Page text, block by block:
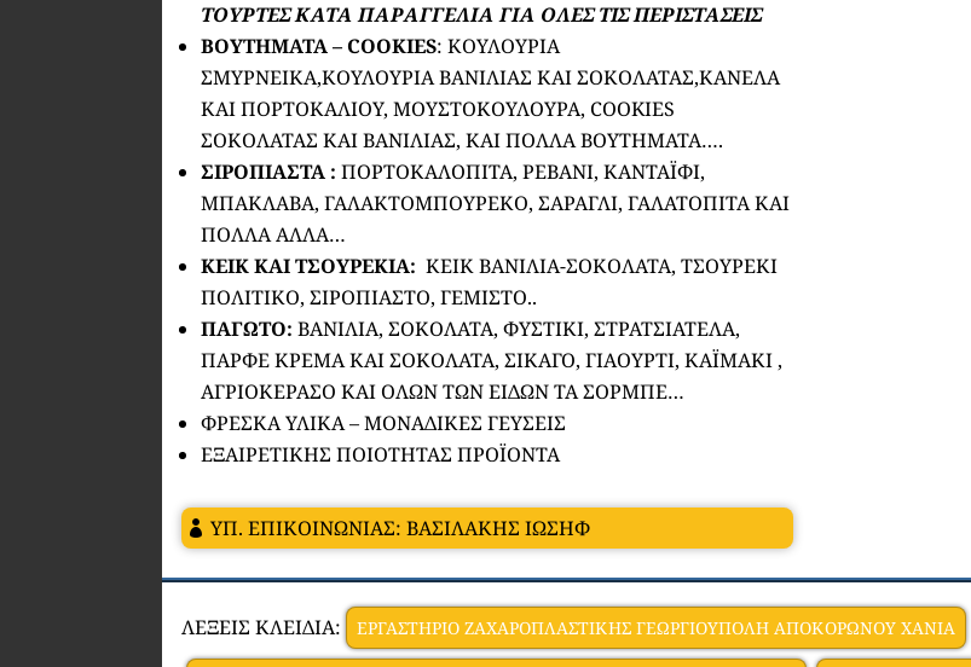
ΤΟΥΡΤΕΣ ΚΑΤΑ ΠΑΡΑΓΓΕΛΙΑ ΓΙΑ ΟΛΕΣ ΤΙΣ ΠΕΡΙΣΤΑΣΕΙΣ
ΒΟΥΤΗΜΑΤΑ – COOKIES: ΚΟΥΛΟΥΡΙΑ
ΣΜΥΡΝΕΙΚΑ,ΚΟΥΛΟΥΡΙΑ ΒΑΝΙΛΙΑΣ ΚΑΙ ΣΟΚΟΛΑΤΑΣ,ΚΑΝΕΛΑ
ΚΑΙ ΠΟΡΤΟΚΑΛΙΟΥ, ΜΟΥΣΤΟΚΟΥΛΟΥΡΑ, COOKIES
ΣΟΚΟΛΑΤΑΣ ΚΑΙ ΒΑΝΙΛΙΑΣ, ΚΑΙ ΠΟΛΛΑ ΒΟΥΤΗΜΑΤΑ….
ΣΙΡΟΠΙΑΣΤΑ :ΠΟΡΤΟΚΑΛΟΠΙΤΑ, ΡΕΒΑΝΙ, ΚΑΝΤΑΪΦΙ,
ΜΠΑΚΛΑΒΑ, ΓΑΛΑΚΤΟΜΠΟΥΡΕΚΟ, ΣΑΡΑΓΛΙ, ΓΑΛΑΤΟΠΙΤΑ ΚΑΙ
ΠΟΛΛΑ ΑΛΛΑ…
ΚΕΙΚ ΚΑΙ ΤΣΟΥΡΕΚΙΑ:ΚΕΙΚ ΒΑΝΙΛΙΑ-ΣΟΚΟΛΑΤΑ, ΤΣΟΥΡΕΚΙ
ΠΟΛΙΤΙΚΟ, ΣΙΡΟΠΙΑΣΤΟ, ΓΕΜΙΣΤΟ..
ΠΑΓΩΤΟ: ΒΑΝΙΛΙΑ, ΣΟΚΟΛΑΤΑ, ΦΥΣΤΙΚΙ, ΣΤΡΑΤΣΙΑΤΕΛΑ,
ΠΑΡΦΕ ΚΡΕΜΑ ΚΑΙ ΣΟΚΟΛΑΤΑ, ΣΙΚΑΓΟ, ΓΙΑΟΥΡΤΙ, ΚΑΪΜΑΚΙ ,
ΑΓΡΙΟΚΕΡΑΣΟ ΚΑΙ ΟΛΩΝ ΤΩΝ ΕΙΔΩΝ ΤΑ ΣΟΡΜΠΕ…
ΦΡΕΣΚΑ ΥΛΙΚΑ – ΜΟΝΑΔΙΚΕΣ ΓΕΥΣΕΙΣ
ΕΞΑΙΡΕΤΙΚΗΣ ΠΟΙΟΤΗΤΑΣ ΠΡΟΪΟΝΤΑ
ΥΠ. ΕΠΙΚΟΙΝΩΝΙΑΣ: ΒΑΣΙΛΑΚΗΣ ΙΩΣΗΦ
ΛΕΞΕΙΣ ΚΛΕΙΔΙΑ: ΕΡΓΑΣΤΗΡΙΟ ΖΑΧΑΡΟΠΛΑΣΤΙΚΗΣ ΓΕΩΡΓΙΟΥΠΟΛΗ ΑΠΟΚΟΡΩΝΟΥ ΧΑΝΙΑ